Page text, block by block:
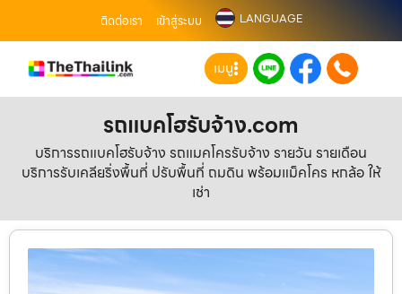
ติดต่อเรา เข้าสู่ระบบ LANGUAGE
เมนู
รถแบคโฮรับจ้าง.com
บริการรถแบคโฮรับจ้าง รถแมคโครรับจ้าง รายวัน รายเดือน
บริการรับเคลียริ่งพื้นที่ ปรับพื้นที่ ถมดิน พร้อมแม็คโคร หกล้อ ให้
เช่า